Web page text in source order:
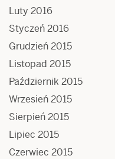
Luty 2016
Styczeń 2016
Grudzień 2015
Listopad 2015
Październik 2015
Wrzesień 2015
Sierpień 2015
Lipiec 2015
Czerwiec 2015